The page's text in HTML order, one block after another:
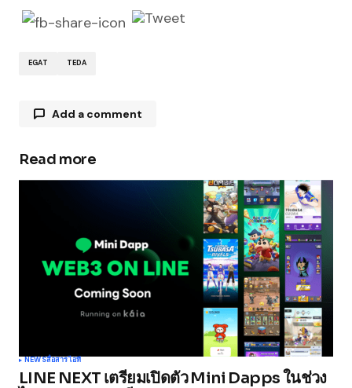
EGAT TEDA
Add a comment
Your email address will not be published.
Comment*
Read more
NEWSสื่อสารไอที
LINE NEXT เตรียมเปิดตัว Mini Dapps ในช่วง